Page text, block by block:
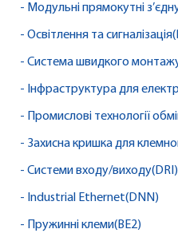
- Модульні прямокутні
- Освітлення та
- Система швидкого
- Інфраструктура для
- Промислові технології
- Захисна кришка для
- Системи входу/виходу(DRI)
- Industrial Ethernet(DNN)
- Пружинні клеми(BE2)